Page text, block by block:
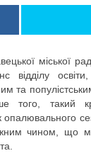
міської
відділу
та
того, такий
опалювального
чином, що